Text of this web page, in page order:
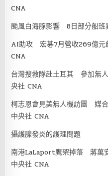
CNA
颱風白海豚影響 8日部分船班
AI助攻 宏碁7月營收269億元
CNA
台灣搜救隊赴土耳其 參加無
央社 CNA
柯志恩會見美無人機訪團 媒
中央社 CNA
攝護腺發炎的護理問題
南港LaLaport鷹架掉落 蔣萬
中央社 CNA